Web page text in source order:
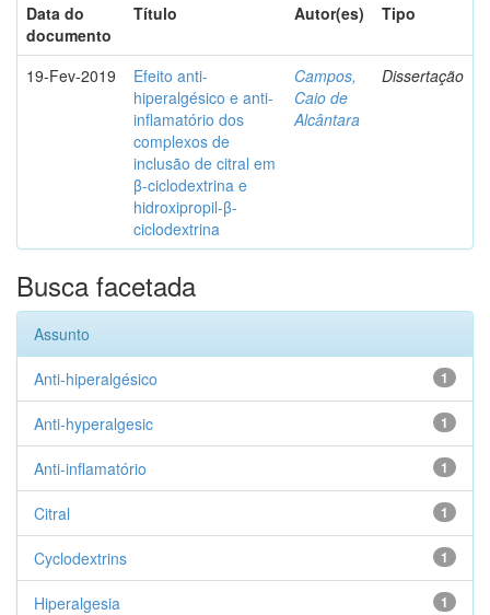
Data do
documento
Título Autor(es) Tipo
19-Fev-2019
Efeito anti-
hiperalgésico e anti-
inflamatório dos
complexos de
inclusão de citral em
β-ciclodextrina e
hidroxipropil-β-
ciclodextrina
Campos,
Caio de
Alcântara
Dissertação
Busca facetada
Assunto
1
Anti-hiperalgésico
1
Anti-hyperalgesic
1
Anti-inflamatório
1
Citral
1
Cyclodextrins
1
Hiperalgesia